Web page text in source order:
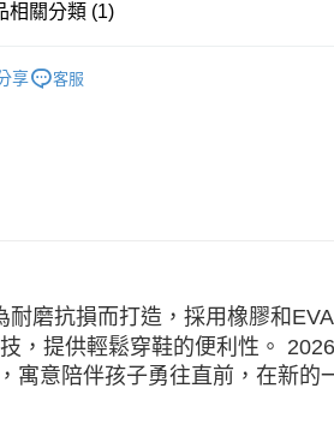
街口支付／iPASS MONEY」等通路繳費。
服務係由「台灣大哥大股份有限公司」（以下簡稱
相關分類 (1)
享
客服
磨抗損而打造，採用橡膠和
，提供輕鬆穿鞋的便利性。
寓意陪伴孩子勇往直前，在新的